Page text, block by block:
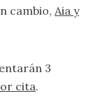
cambio, Aia y
3
cita.